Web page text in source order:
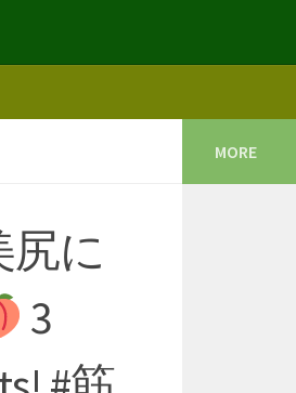
に
3
MORE